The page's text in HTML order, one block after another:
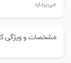
می‌پردازد.
مشخصات و ویژگی